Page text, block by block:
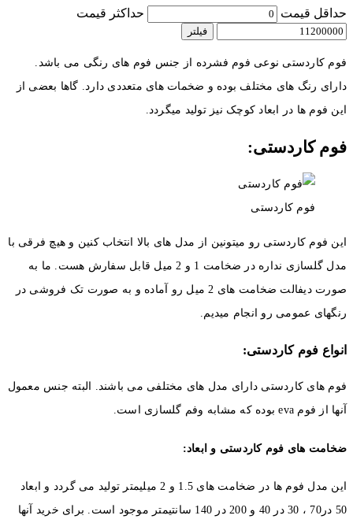
حداقل قیمت حداکثر قیمت
فیلتر
فوم کاردستی نوعی فوم فشرده از جنس فوم های رنگی می باشد.
دارای رنگ های مختلف بوده و ضخمات های متعددی دارد. گاها بعضی از
این فوم ها در ابعاد کوچک نیز تولید میگردد.
فوم کاردستی:
فوم کاردستی
این فوم کاردستی رو میتونین از مدل های بالا انتخاب کنین و هیچ فرقی با
مدل گلسازی نداره در ضخامت 1 و 2 میل قابل سفارش هست. ما به
صورت دیفالت ضخامت های 2 میل رو آماده و به صورت تک فروشی در
رنگهای عمومی رو انجام میدیم.
انواع فوم کاردستی:
فوم های کاردستی دارای مدل های مختلفی می باشند. البته جنس معمول
آنها از فوم eva بوده که مشابه وفم گلسازی است.
ضخامت های فوم کاردستی و ابعاد:
این مدل فوم ها در ضخامت های 1.5 و 2 میلیمتر تولید می گردد و ابعاد
50 در70 ، 30 در 40 و 200 در 140 سانتیمتر موجود است. برای خرید آنها